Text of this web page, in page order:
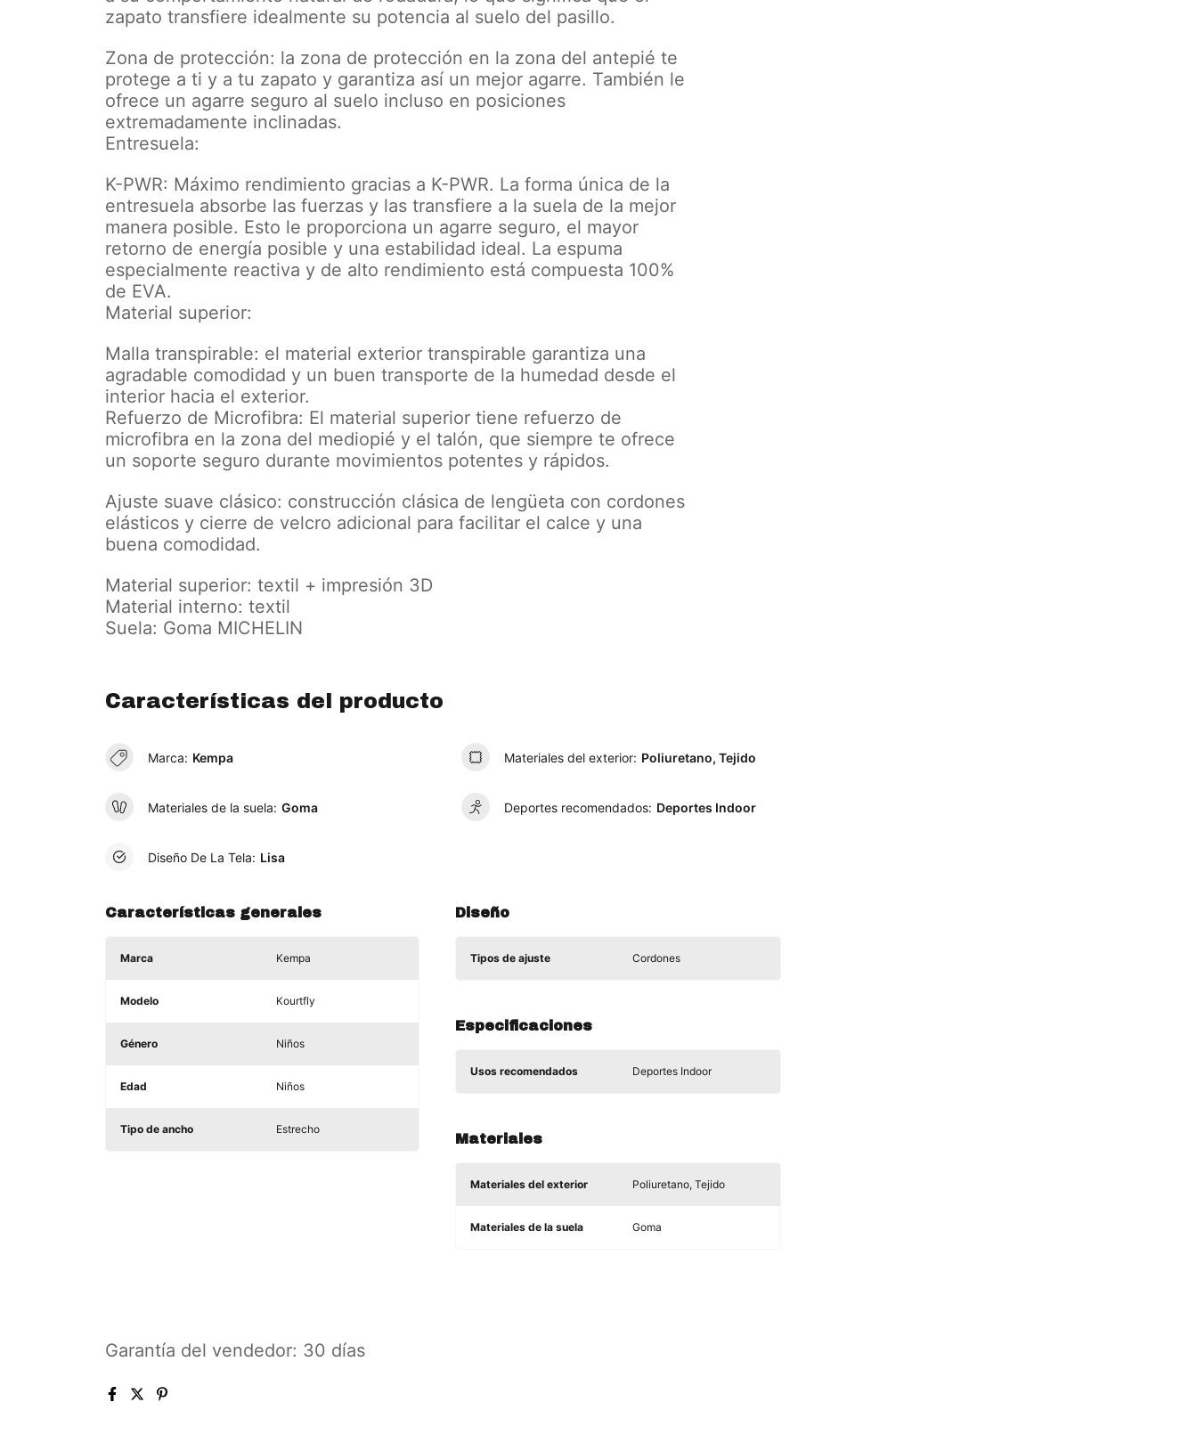
zapato transfiere idealmente su potencia al suelo del pasillo.
Zona de protección: la zona de protección en la zona del antepié te
protege a ti y a tu zapato y garantiza así un mejor agarre. También le
ofrece un agarre seguro al suelo incluso en posiciones
extremadamente inclinadas.
Entresuela:
K-PWR: Máximo rendimiento gracias a K-PWR. La forma única de la
entresuela absorbe las fuerzas y las transfiere a la suela de la mejor
manera posible. Esto le proporciona un agarre seguro, el mayor
retorno de energía posible y una estabilidad ideal. La espuma
especialmente reactiva y de alto rendimiento está compuesta 100%
de EVA.
Material superior:
Malla transpirable: el material exterior transpirable garantiza una
agradable comodidad y un buen transporte de la humedad desde el
interior hacia el exterior.
Refuerzo de Microfibra: El material superior tiene refuerzo de
microfibra en la zona del mediopié y el talón, que siempre te ofrece
un soporte seguro durante movimientos potentes y rápidos.
Ajuste suave clásico: construcción clásica de lengüeta con cordones
elásticos y cierre de velcro adicional para facilitar el calce y una
buena comodidad.
Material superior: textil + impresión 3D
Material interno: textil
Suela: Goma MICHELIN
Características del producto
Marca: Kempa
Materiales de la suela: Goma
Diseño De La Tela: Lisa
Materiales del exterior: Poliuretano, Tejido
Deportes recomendados: Deportes Indoor
Características generales
Marca Kempa
Modelo Kourtfly
Género Niños
Edad Niños
Tipo de ancho Estrecho
Diseño
Tipos de ajuste Cordones
Especificaciones
Usos recomendados Deportes Indoor
Materiales
Materiales del exterior Poliuretano, Tejido
Materiales de la suela Goma
Garantía del vendedor: 30 días